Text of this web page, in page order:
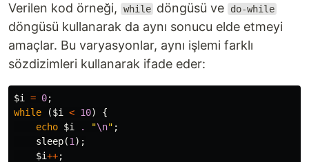
Verilen kod örneği, while döngüsü ve do-while
döngüsü kullanarak da aynı sonucu elde etmeyi
amaçlar. Bu varyasyonlar, aynı işlemi farklı
sözdizimleri kullanarak ifade eder:
$i = 0;
while
($i < 10)
{
echo $i . "\n" ;
sleep(1 );
$i++;